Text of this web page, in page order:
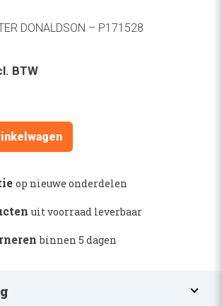
DONALDSON – P171528
BTW
op nieuwe onderdelen
uit voorraad leverbaar
binnen 5 dagen